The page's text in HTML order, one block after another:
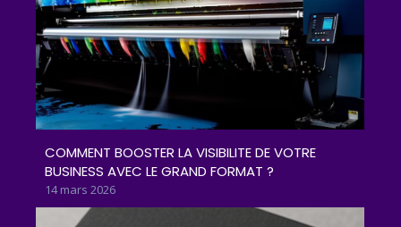
COMMENT BOOSTER LA VISIBILITE DE VOTRE
BUSINESS AVEC LE GRAND FORMAT ?
14 mars 2026